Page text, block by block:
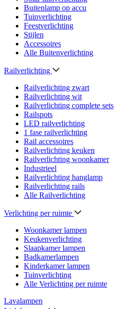
Buitenlamp op accu
Tuinverlichting
Feestverlichting
Stijlen
Accessoires
Alle Buitenverlichting
Railverlichting
Railverlichting zwart
Railverlichting wit
Railverlichting complete sets
Railspots
LED railverlichting
1 fase railverlichting
Rail accessoires
Railverlichting keuken
Railverlichting woonkamer
Industrieel
Railverlichting hanglamp
Railverlichting rails
Alle Railverlichting
Verlichting per ruimte
Woonkamer lampen
Keukenverlichting
Slaapkamer lampen
Badkamerlampen
Kinderkamer lampen
Tuinverlichting
Alle Verlichting per ruimte
Lavalampen